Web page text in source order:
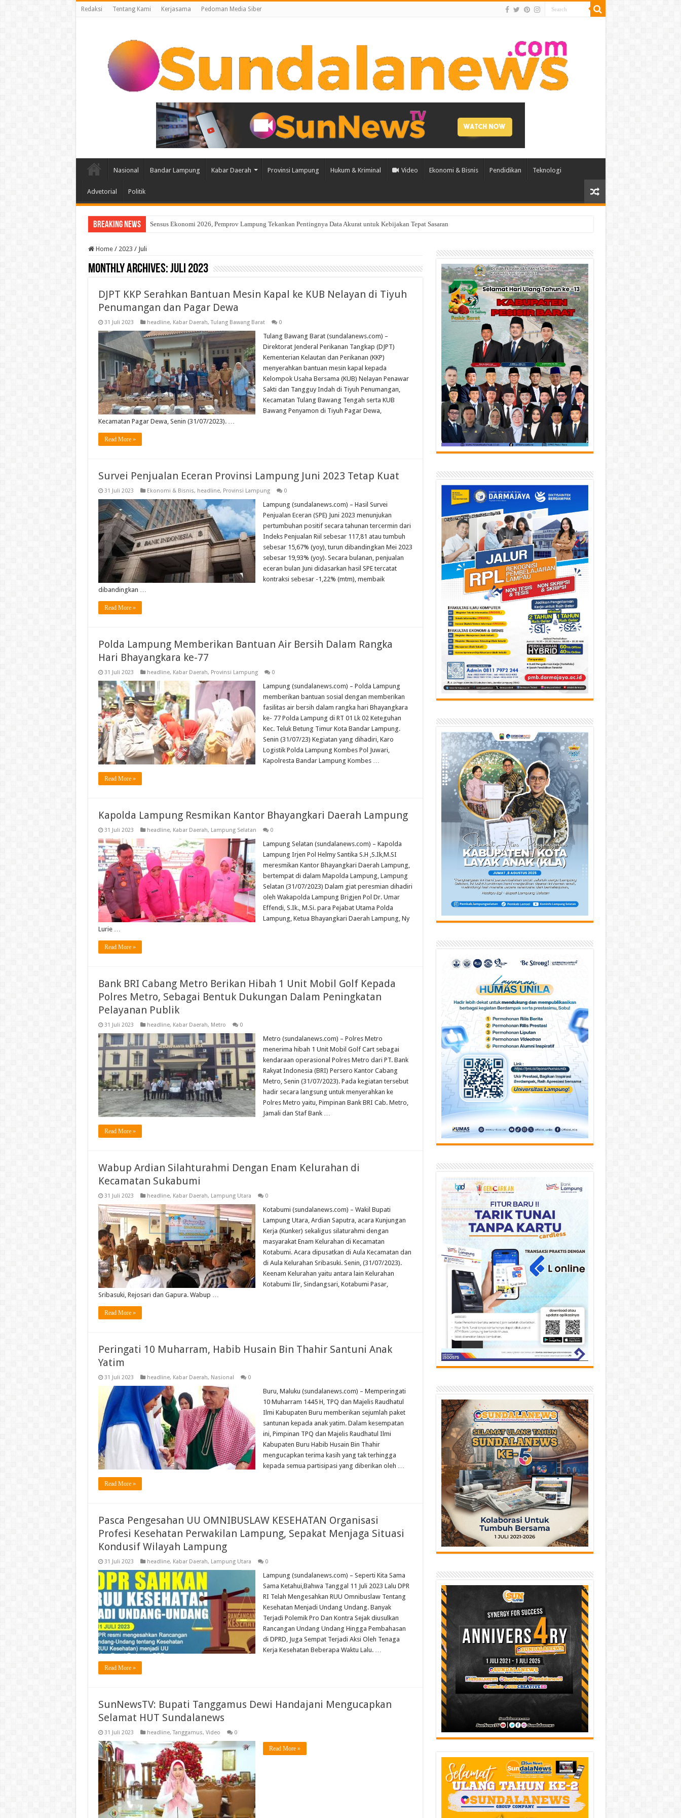
Redaksi Tentang Kami Kerjasama Pedoman Media Siber
Nasional Bandar Lampung Kabar Daerah Provinsi Lampung Hukum & Kriminal Video Ekonomi & Bisnis Pendidikan Teknologi
Advetorial Politik
Breaking News Atasi Kelangkaan Air Bersih, Babinsa Peltu Satya Ranner Anggara Rampungkan Pembangunan Sumur Bor di Tanjung Aman.
Home / 2023 / Juli
Monthly Archives:Juli 2023
DJPT KKP Serahkan Bantuan Mesin Kapal ke KUB Nelayan di Tiyuh
Penumangan dan Pagar Dewa
31 Juli 2023 headline, Kabar Daerah,Tulang Bawang Barat 0
Tulang Bawang Barat (sundalanews.com) –
Direktorat Jenderal Perikanan Tangkap (DJPT)
Kementerian Kelautan dan Perikanan (KKP)
menyerahkan bantuan mesin kapal kepada
Kelompok Usaha Bersama (KUB) Nelayan Penawar
Sakti dan Tangguy Indah di Tiyuh Penumangan,
Kecamatan Tulang Bawang Tengah serta KUB
Bawang Penyamon di Tiyuh Pagar Dewa,
Kecamatan Pagar Dewa, Senin (31/07/2023). …
Read More »
Survei Penjualan Eceran Provinsi Lampung Juni 2023 Tetap Kuat
31 Juli 2023 Ekonomi & Bisnis, headline, Provinsi Lampung 0
Lampung (sundalanews.com) – Hasil Survei
Penjualan Eceran (SPE) Juni 2023 menunjukan
pertumbuhan positif secara tahunan tercermin dari
Indeks Penjualan Riil sebesar 117,81 atau tumbuh
sebesar 15,67% (yoy), turun dibandingkan Mei 2023
sebesar 19,93% (yoy). Secara bulanan, penjualan
eceran bulan Juni didasarkan hasil SPE tercatat
kontraksi sebesar -1,22% (mtm), membaik
dibandingkan …
Read More »
Polda Lampung Memberikan Bantuan Air Bersih Dalam Rangka
Hari Bhayangkara ke-77
31 Juli 2023 headline, Kabar Daerah, Provinsi Lampung 0
Lampung (sundalanews.com) – Polda Lampung
memberikan bantuan sosial dengan memberikan
fasilitas air bersih dalam rangka hari Bhayangkara
ke- 77 Polda Lampung di RT 01 Lk 02 Keteguhan
Kec. Teluk Betung Timur Kota Bandar Lampung.
Senin (31/07/23) Kegiatan yang dihadiri, Karo
Logistik Polda Lampung Kombes Pol Juwari,
Kapolresta Bandar Lampung Kombes …
Read More »
Kapolda Lampung Resmikan Kantor Bhayangkari Daerah Lampung
31 Juli 2023 headline, Kabar Daerah, Lampung Selatan 0
Lampung Selatan (sundalanews.com) – Kapolda
Lampung Irjen Pol Helmy Santika S.H ,S.Ik,M.SI
meresmikan Kantor Bhayangkari Daerah Lampung,
bertempat di dalam Mapolda Lampung, Lampung
Selatan (31/07/2023) Dalam giat peresmian dihadiri
oleh Wakapolda Lampung Brigjen Pol Dr. Umar
Effendi, S.Ik., M.Si. para Pejabat Utama Polda
Lampung, Ketua Bhayangkari Daerah Lampung, Ny
Lurie …
Read More »
Bank BRI Cabang Metro Berikan Hibah 1 Unit Mobil Golf Kepada
Polres Metro, Sebagai Bentuk Dukungan Dalam Peningkatan
Pelayanan Publik
31 Juli 2023 headline, Kabar Daerah, Metro 0
Metro (sundalanews.com) – Polres Metro
menerima hibah 1 Unit Mobil Golf Cart sebagai
kendaraan operasional Polres Metro dari PT. Bank
Rakyat Indonesia (BRI) Persero Kantor Cabang
Metro, Senin (31/07/2023). Pada kegiatan tersebut
hadir secara langsung untuk menyerahkan ke
Polres Metro yaitu, Pimpinan Bank BRI Cab. Metro,
Jamali dan Staf Bank …
Read More »
Wabup Ardian Silahturahmi Dengan Enam Kelurahan di
Kecamatan Sukabumi
31 Juli 2023 headline, Kabar Daerah, Lampung Utara 0
Kotabumi (sundalanews.com) – Wakil Bupati
Lampung Utara, Ardian Saputra, acara Kunjungan
Kerja (Kunker) sekaligus silaturahmi dengan
masyarakat Enam Kelurahan di Kecamatan
Kotabumi. Acara dipusatkan di Aula Kecamatan dan
di Aula Kelurahan Sribasuki. Senin, (31/07/2023).
Keenam Kelurahan yaitu antara lain Kelurahan
Kotabumi Ilir, Sindangsari, Kotabumi Pasar,
Sribasuki, Rejosari dan Gapura. Wabup …
Read More »
Peringati 10 Muharram, Habib Husain Bin Thahir Santuni Anak
Yatim
31 Juli 2023 headline, Kabar Daerah, Nasional 0
Buru, Maluku (sundalanews.com) – Memperingati
10 Muharram 1445 H, TPQ dan Majelis Raudhatul
Ilmi Kabupaten Buru memberikan sejumlah paket
santunan kepada anak yatim. Dalam kesempatan
ini, Pimpinan TPQ dan Majelis Raudhatul Ilmi
Kabupaten Buru Habib Husain Bin Thahir
mengucapkan terima kasih yang tak terhingga
kepada semua partisipasi yang diberikan oleh …
Read More »
Pasca Pengesahan UU OMNIBUSLAW KESEHATAN Organisasi
Profesi Kesehatan Perwakilan Lampung, Sepakat Menjaga Situasi
Kondusif Wilayah Lampung
31 Juli 2023 headline, Kabar Daerah, Lampung Utara 0
Lampung (sundalanews.com) – Seperti Kita Sama
Sama Ketahui,Bahwa Tanggal 11 Juli 2023 Lalu DPR
RI Telah Mengesahkan RUU Omnibuslaw Tentang
Kesehatan Menjadi Undang Undang. Banyak
Terjadi Polemik Pro Dan Kontra Sejak diusulkan
Rancangan Undang Undang Hingga Pembahasan
di DPRD, Juga Sempat Terjadi Aksi Oleh Tenaga
Kerja Kesehatan Beberapa Waktu Lalu. …
Read More »
SunNewsTV: Bupati Tanggamus Dewi Handajani Mengucapkan
Selamat HUT Sundalanews
31 Juli 2023 headline,Tanggamus, Video 0
Read More »